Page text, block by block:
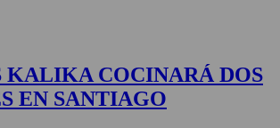
KALIKA COCINARÁ DOS
EN SANTIAGO